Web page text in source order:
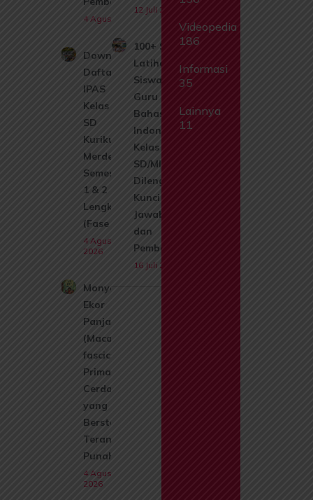
4 Agustus 2026
Download
Daftar Isi
IPAS
Kelas 1
SD
Kurikulum
Merdeka
Semester
1 & 2
Lengkap
(Fase A)
4 Agustus
2026
Monyet
Ekor
Panjang
(Macaca
fascicularis):
Primata
Cerdas
yang Kini
Berstatus
Terancam
Punah
4 Agustus
2026
12 Juli 2026
100+ Soal
Latihan
Siswa dan
Guru
Bahasa
Indonesia
Kelas 6
SD/MI
Dilengkapi
Kunci
Jawaban
dan
Pembahasan
16 Juli 2026
Videopedia
186
Informasi
35
Lainnya
11